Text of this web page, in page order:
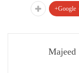
Google+
Majeed